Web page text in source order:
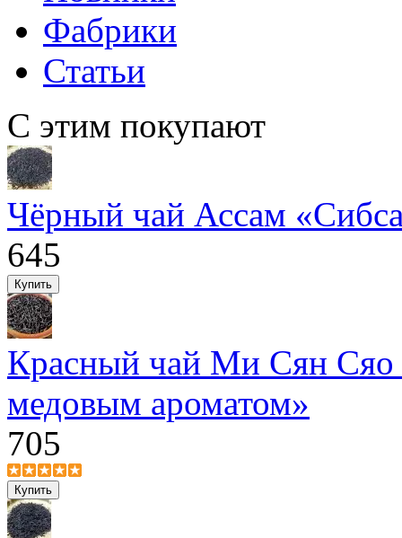
Фабрики
Статьи
С этим покупают
Чёрный чай Ассам
645
Красный чай Ми Сян
медовым ароматом»
705